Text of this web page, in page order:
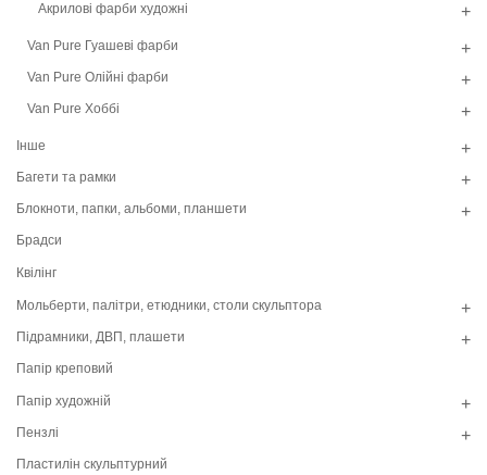
+
Акрилові фарби художні
+
Van Pure Гуашеві фарби
+
Van Pure Олійні фарби
+
Van Pure Хоббі
+
Інше
+
Багети та рамки
+
Блокноти, папки, альбоми, планшети
Брадси
Квілінг
+
Мольберти, палітри, етюдники, столи скульптора
+
Підрамники, ДВП, плашети
Папір креповий
+
Папір художній
+
Пензлі
Пластилін скульптурний